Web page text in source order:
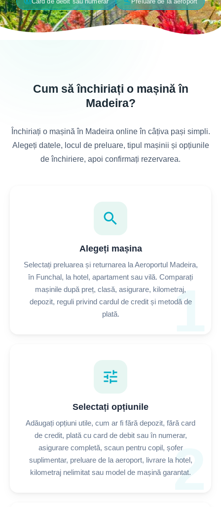
Cum să închiriați o mașină în
Madeira?
Închiriați o mașină în Madeira online în câțiva pași simpli.
Alegeți datele, locul de preluare, tipul mașinii și opțiunile
de închiriere, apoi confirmați rezervarea.
1
search
Alegeți mașina
Selectați preluarea și returnarea la Aeroportul Madeira,
în Funchal, la hotel, apartament sau vilă. Comparați
mașinile după preț, clasă, asigurare, kilometraj,
depozit, reguli privind cardul de credit și metodă de
plată.
2
tune
Selectați opțiunile
Adăugați opțiuni utile, cum ar fi fără depozit, fără card
de credit, plată cu card de debit sau în numerar,
asigurare completă, scaun pentru copil, șofer
suplimentar, preluare de la aeroport, livrare la hotel,
kilometraj nelimitat sau model de mașină garantat.